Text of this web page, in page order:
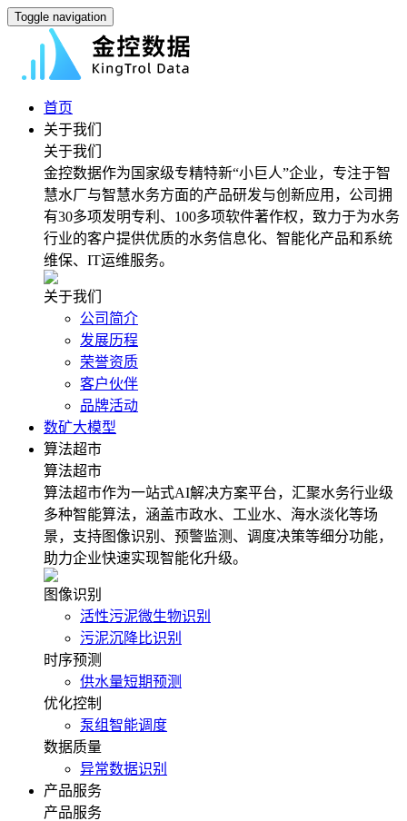
Toggle navigation
首页
关于我们
关于我们
金控数据作为国家级专精特新“小巨人”企业，专注于智
慧水厂与智慧水务方面的产品研发与创新应用，公司拥
有30多项发明专利、100多项软件著作权，致力于为水务
行业的客户提供优质的水务信息化、智能化产品和系统
维保、IT运维服务。
关于我们
公司简介
发展历程
荣誉资质
客户伙伴
品牌活动
数矿大模型
算法超市
算法超市
算法超市作为一站式AI解决方案平台，汇聚水务行业级
多种智能算法，涵盖市政水、工业水、海水淡化等场
景，支持图像识别、预警监测、调度决策等细分功能，
助力企业快速实现智能化升级。
图像识别
活性污泥微生物识别
污泥沉降比识别
时序预测
供水量短期预测
优化控制
泵组智能调度
数据质量
异常数据识别
产品服务
产品服务